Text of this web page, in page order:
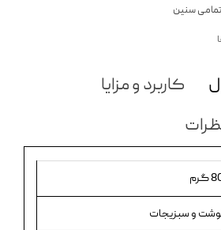
سنین
کاربرد و مزایا
و سبزیجات